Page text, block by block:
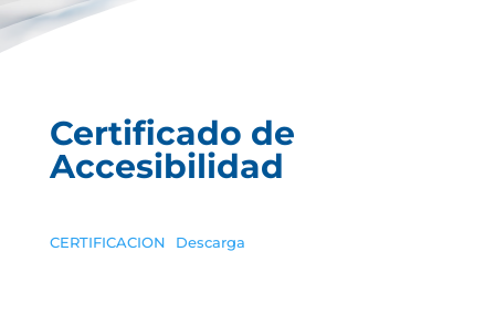
Certificado de
Accesibilidad
CERTIFICACION Descarga